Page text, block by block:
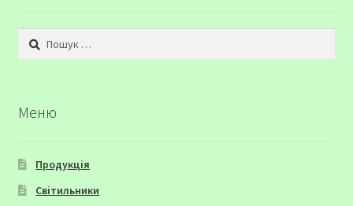
Пошук:
Меню
Продукція
Світильники